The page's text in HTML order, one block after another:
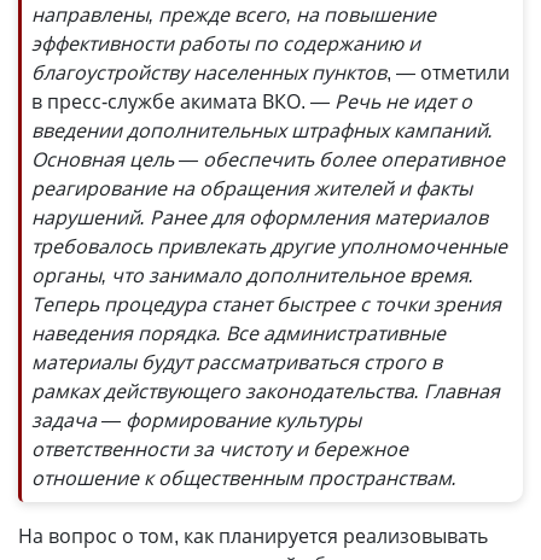
направлены, прежде всего, на повышение
эффективности работы по содержанию и
благоустройству населенных пунктов, — отметили
в пресс-службе акимата ВКО. — Речь не идет о
введении дополнительных штрафных кампаний.
Основная цель — обеспечить более оперативное
реагирование на обращения жителей и факты
нарушений. Ранее для оформления материалов
требовалось привлекать другие уполномоченные
органы, что занимало дополнительное время.
Теперь процедура станет быстрее с точки зрения
наведения порядка. Все административные
материалы будут рассматриваться строго в
рамках действующего законодательства. Главная
задача — формирование культуры
ответственности за чистоту и бережное
отношение к общественным пространствам.
На вопрос о том, как планируется реализовывать